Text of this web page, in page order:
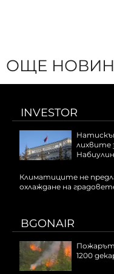
ОЩЕ
INVESTOR
лихвите
Климатиците не
охлаждане на
BGONAIR
Пожарът
1200